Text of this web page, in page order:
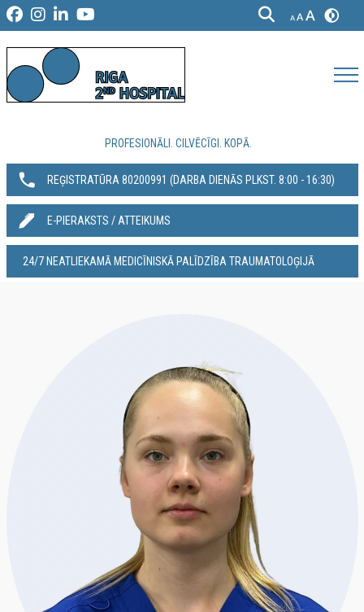
PROFESIONĀLI. CILVĒCĪGI. KOPĀ.
REĢISTRATŪRA 80200991‬ (DARBA DIENĀS PLKST. 8:00 - 16:30)
E-PIERAKSTS / ATTEIKUMS
24/7 NEATLIEKAMĀ MEDICĪNISKĀ PALĪDZĪBA TRAUMATOLOĢIJĀ